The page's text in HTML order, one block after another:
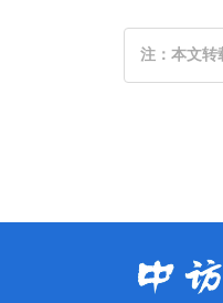
注：本文转